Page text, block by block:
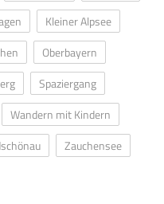
Kleiner Alpsee
Oberbayern
Spaziergang
Wandern mit Kindern
Zauchensee